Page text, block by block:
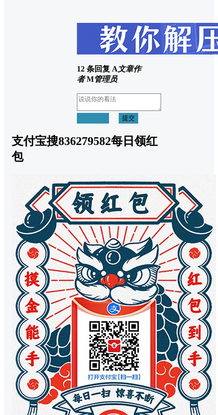
12 条回复 A文章作
者 M管理员
提交
支付宝搜836279582每日领红
包